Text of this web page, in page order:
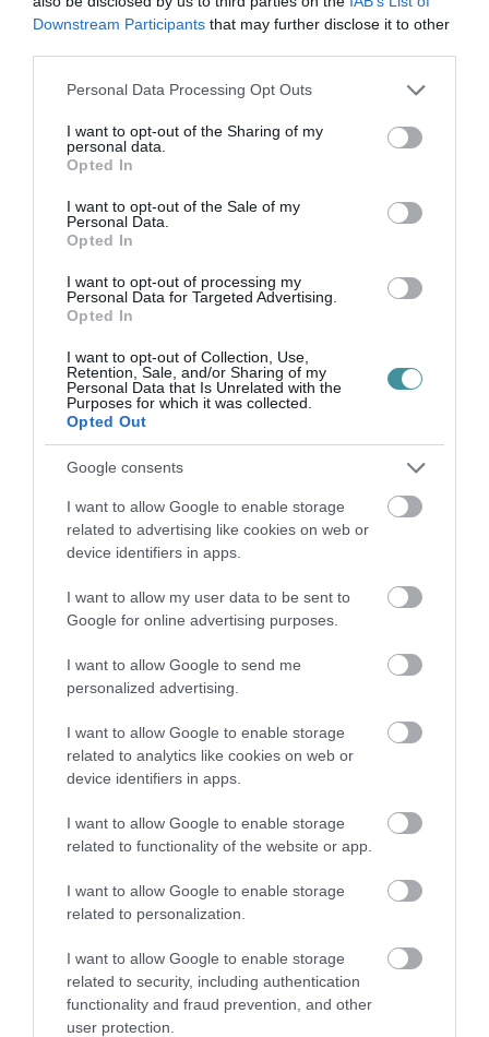
Downstream Participants that may further disclose it to other
Please note that this website/app uses one or more Google
not limited to your visit or usage behaviour. You may click to
grant or deny consent to Google and its third-party tags to
use your data for below specified purposes in below Google
consent section.
Personal Data Processing Opt Outs
I want to opt-out of the Sharing of my
personal data.
Opted In
I want to opt-out of the Sale of my
Personal Data.
Opted In
I want to opt-out of processing my
Personal Data for Targeted Advertising.
Opted In
I want to opt-out of Collection, Use,
Retention, Sale, and/or Sharing of my
Personal Data that Is Unrelated with the
Purposes for which it was collected.
Opted Out
Google consents
I want to allow Google to enable storage
related to advertising like cookies on web or
device identifiers in apps.
I want to allow my user data to be sent to
Google for online advertising purposes.
I want to allow Google to send me
personalized advertising.
I want to allow Google to enable storage
related to analytics like cookies on web or
device identifiers in apps.
I want to allow Google to enable storage
related to functionality of the website or app.
I want to allow Google to enable storage
related to personalization.
I want to allow Google to enable storage
related to security, including authentication
functionality and fraud prevention, and other
user protection.
2017-ben.
Ne maradjon le a legfrissebb hírekről, kövessen
bennünket az EGRI ÜGYEK Google Hírek oldalán!
VISSZA A FŐOLDALRA
Legfrissebb híreink
KÉT AUTÓ ÜTKÖZÖTT BOGÁCSON, A
MENTŐK IS A HELYSZÍNRE ÉRKE...
HÍREK A GARÁZSBÓL: CHERY TIGGO 9
2026. augusztus 06|Barta Autó
LAKÓÉPÜLETEK LÁNGOLTAK SZERDÁN
2026. augusztus 06|Riasztó